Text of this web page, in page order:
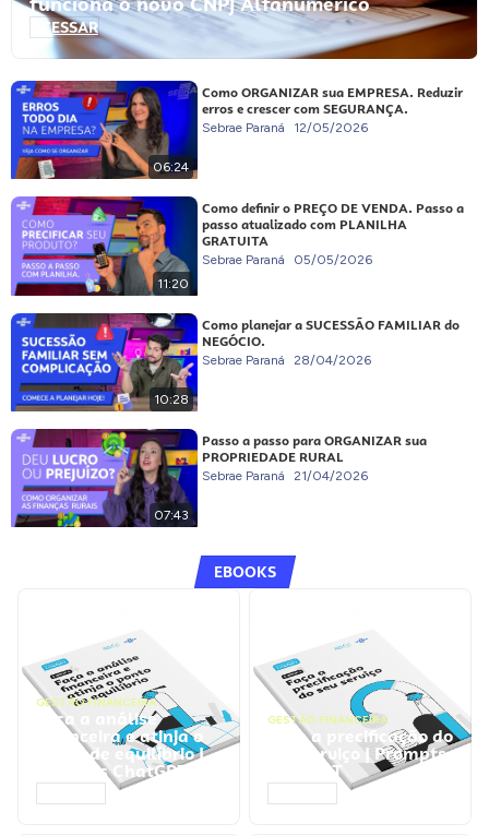
ACESSAR
06:24
Como ORGANIZAR sua EMPRESA. Reduzir
erros e crescer com SEGURANÇA.
Sebrae Paraná 12/05/2026
11:20
Como definir o PREÇO DE VENDA. Passo a
passo atualizado com PLANILHA
GRATUITA
Sebrae Paraná 05/05/2026
10:28
Como planejar a SUCESSÃO FAMILIAR do
NEGÓCIO.
Sebrae Paraná 28/04/2026
07:43
Passo a passo para ORGANIZAR sua
PROPRIEDADE RURAL
Sebrae Paraná 21/04/2026
EBOOKS
GESTÃO FINANCEIRA
Faça a análise
financeira e atinja o
ponto de equilíbrio |
Prompts ChatGPT
GESTÃO FINANCEIRA
Faça a precificação do
seu serviço | Prompts
ChatGPT